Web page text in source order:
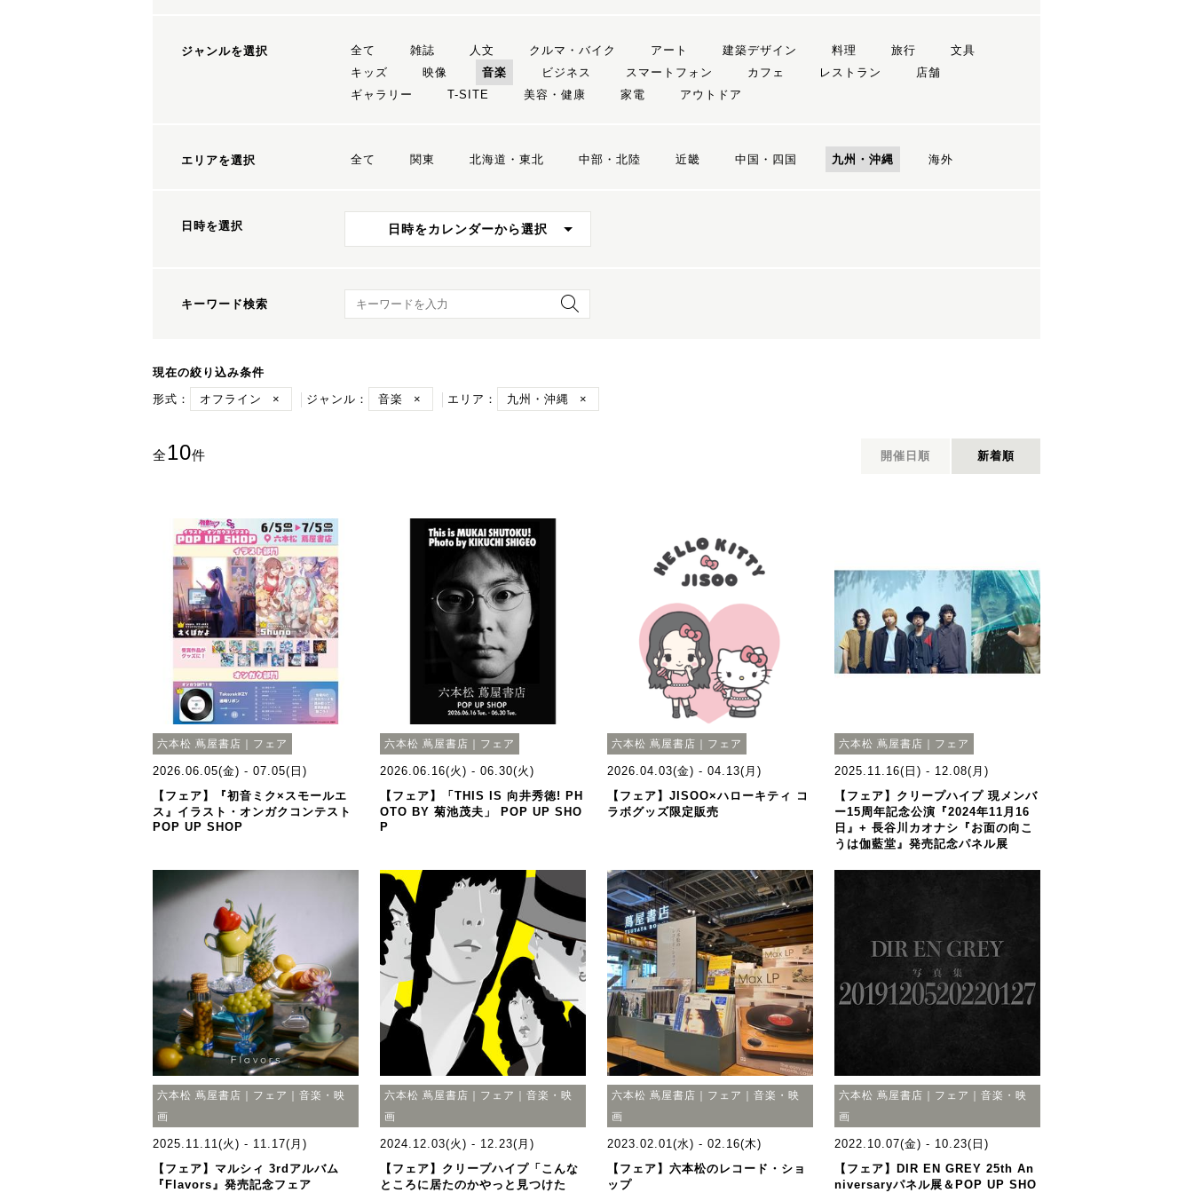
ジャンルを選択 全て 雑誌 人文 クルマ・バイク アート 建築デザイン 料理 旅行
文具
キッズ
映像 音楽 ビジネス スマートフォン カフェ レストラン
店舗
ギャラリー
T-SITE 美容・健康 家電 アウトドア
エリアを選択 全て 関東 北海道・東北 中部・北陸 近畿 中国・四国 九州・沖縄 海外
日時を選択 日時をカレンダーから選択
キーワード検索 キーワード検索
現在の絞り込み条件
形式：
オフライン × ジャンル： 音楽 × エリア： 九州・沖縄 ×
全10件 開催日順 新着順
六本松 蔦屋書店｜フェア
2026.06.05(金) - 07.05(日)
【フェア】『初音ミク×スモールエ
ス』イラスト・オンガクコンテスト
POP UP SHOP
六本松 蔦屋書店｜フェア
2026.06.16(火) - 06.30(火)
【フェア】「THIS IS 向井秀徳! PH
OTO BY 菊池茂夫」 POP UP SHO
P
六本松 蔦屋書店｜フェア
2026.04.03(金) - 04.13(月)
【フェア】JISOO×ハローキティ コ
ラボグッズ限定販売
六本松 蔦屋書店｜フェア
2025.11.16(日) - 12.08(月)
【フェア】クリープハイプ 現メンバ
ー15周年記念公演『2024年11月16
日』+ 長谷川カオナシ『お面の向こ
うは伽藍堂』発売記念パネル展
六本松 蔦屋書店｜フェア｜音楽・映
画
2025.11.11(火) - 11.17(月)
【フェア】マルシィ 3rdアルバム
『Flavors』発売記念フェア
六本松 蔦屋書店｜フェア｜音楽・映
画
2024.12.03(火) - 12.23(月)
【フェア】クリープハイプ「こんな
ところに居たのかやっと見つけた
六本松 蔦屋書店｜フェア｜音楽・映
画
2023.02.01(水) - 02.16(木)
【フェア】六本松のレコード・ショ
ップ
六本松 蔦屋書店｜フェア｜音楽・映
画
2022.10.07(金) - 10.23(日)
【フェア】DIR EN GREY 25th An
niversaryパネル展＆POP UP SHO